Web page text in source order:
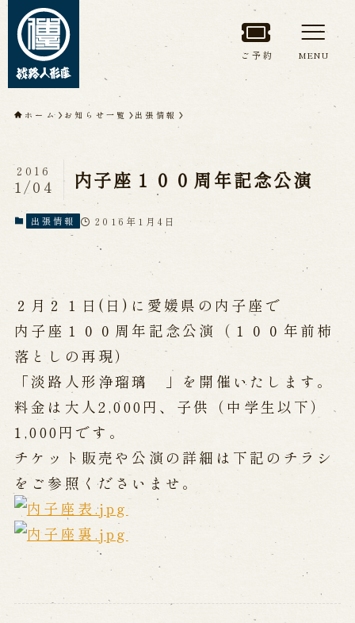
トップページ
淡路人形座について
淡路人形座とは
座員紹介
人間国宝 故鶴澤友路師匠
淡路人形座の成り立ち
淡路人形座で研修した人々
淡路人形浄瑠璃を受け継いで
公演情報
公演カレンダー
開催中の公演
近日開催の公演
出張公演
出張公演
学校公演
海外旅行客向け特別公演「くにうみ」
淡路島と国生み神話
ご予約 MENU
ホーム お知らせ一覧 出張情報
内子座１００周年記念公演
2016
1/04
出張情報 2016年1月4日
２月２１日(日)に愛媛県の内子座で
内子座１００周年記念公演（１００年前杮
落としの再現）
「淡路人形浄瑠璃 」を開催いたします。
料金は大人2,000円、子供（中学生以下）
1,000円です。
チケット販売や公演の詳細は下記のチラシ
をご参照くださいませ。